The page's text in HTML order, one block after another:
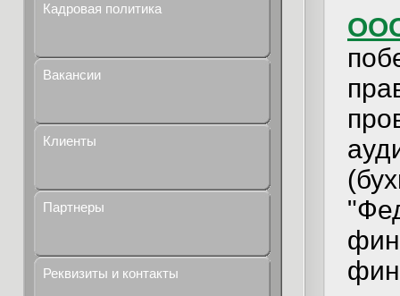
Кадровая политика
Вакансии
Клиенты
Партнеры
Реквизиты и контакты